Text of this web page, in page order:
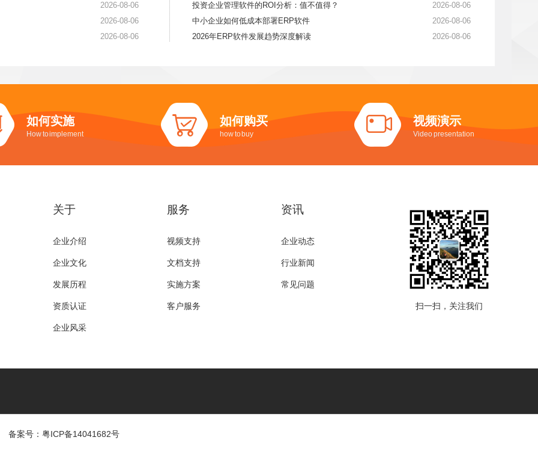
2026-08-06
2026-08-06
2026-08-06
投资企业管理软件的ROI分析：值不值得？
2026-08-06
中小企业如何低成本部署ERP软件
2026-08-06
2026年ERP软件发展趋势深度解读
2026-08-06
如何实施
How to implement
如何购买
how to buy
视频演示
Video presentation
关于
企业介绍
企业文化
发展历程
资质认证
企业风采
服务
视频支持
文档支持
实施方案
客户服务
资讯
企业动态
行业新闻
常见问题
扫一扫，关注我们
备案号：粤ICP备14041682号